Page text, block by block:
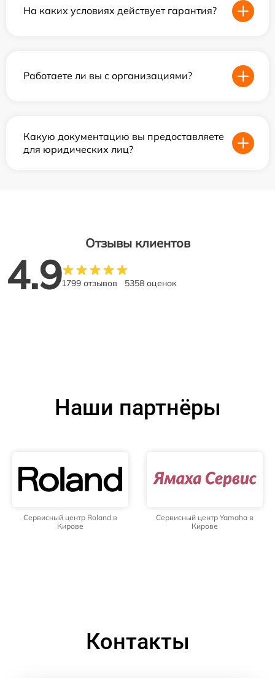
На каких условиях действует гарантия?
Работаете ли вы с организациями?
Какую документацию вы предоставляете
для юридических лиц?
Отзывы клиентов
4.91799 отзывов 5358 оценок
Наши партнёры
Сервисный центр Roland в
Кирове
Сервисный центр Yamaha в
Кирове
Контакты